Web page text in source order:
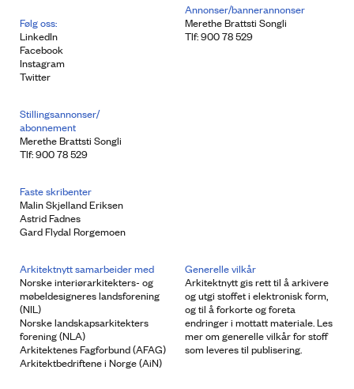
Følg oss:
LinkedIn
Facebook
Instagram
Twitter
Annonser/bannerannonser
Merethe Brattsti Songli
Tlf: 900 78 529
Stillingsannonser/
abonnement
Merethe Brattsti Songli
Tlf: 900 78 529
Faste skribenter
Malin Skjelland Eriksen
Astrid Fadnes
Gard Flydal Rorgemoen
Arkitektnytt samarbeider med
Norske interiørarkitekters- og
møbeldesigneres landsforening
(NIL)
Norske landskapsarkitekters
forening (NLA)
Arkitektenes Fagforbund (AFAG)
Arkitektbedriftene i Norge (AiN)
Generelle vilkår
Arkitektnytt gis rett til å arkivere
og utgi stoffet i elektronisk form,
og til å forkorte og foreta
endringer i mottatt materiale. Les
mer om generelle vilkår for stoff
som leveres til publisering.